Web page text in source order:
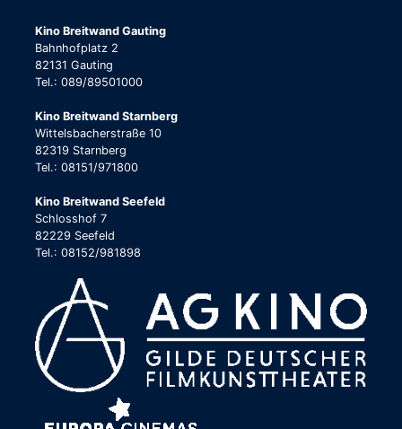
Kino Breitwand Gauting
Bahnhofplatz 2
82131 Gauting
Tel.: 089/89501000
Kino Breitwand Starnberg
Wittelsbacherstraße 10
82319 Starnberg
Tel.: 08151/971800
Kino Breitwand Seefeld
Schlosshof 7
82229 Seefeld
Tel.: 08152/981898